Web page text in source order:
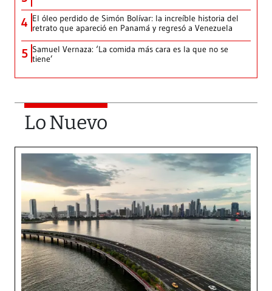
4 El óleo perdido de Simón Bolívar: la increíble historia del
retrato que apareció en Panamá y regresó a Venezuela
5 Samuel Vernaza: ‘La comida más cara es la que no se
tiene’
Lo Nuevo